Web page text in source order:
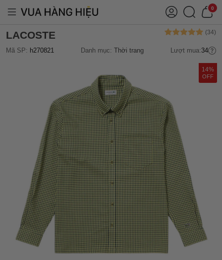
0
LACOSTE
Mã SP: h270821 Danh mục: Thời trang Lượt mua:34
14%
OFF